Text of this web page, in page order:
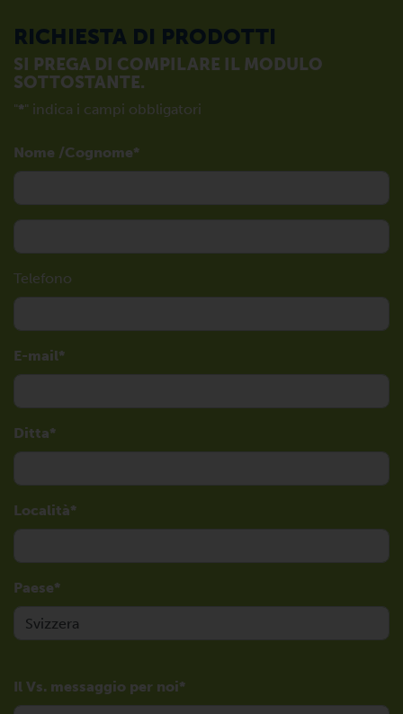
RICHIESTA DI PRODOTTI
SI PREGA DI COMPILARE IL MODULO
SOTTOSTANTE.
"*" indica i campi obbligatori
Nome /Cognome
Telefono
E-mail
Ditta
Località
Paese
Il Vs. messaggio per noi